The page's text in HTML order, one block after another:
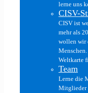
lerne uns
CISV-
CISV ist
mehr als
wollen wir
Weltkarte
Team
Lerne die
Mitglieder